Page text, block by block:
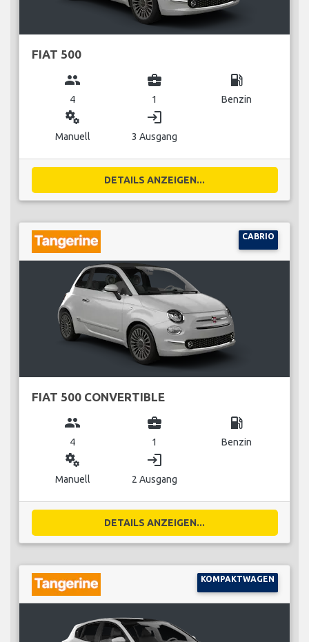
FIAT 500
group
4
business_center
1
local_gas_station
Benzin
miscellaneous_services
Manuell
login
3 Ausgang
DETAILS ANZEIGEN...
CABRIO
FIAT 500 CONVERTIBLE
group
4
business_center
1
local_gas_station
Benzin
miscellaneous_services
Manuell
login
2 Ausgang
DETAILS ANZEIGEN...
KOMPAKTWAGEN